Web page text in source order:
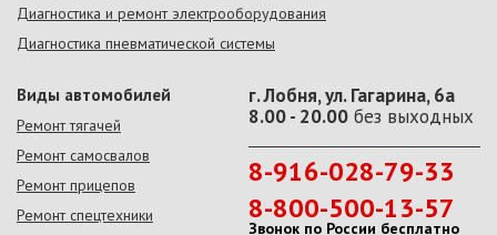
Диагностика и ремонт электрооборудования
Диагностика пневматической системы
Виды автомобилей
Ремонт тягачей
Ремонт самосвалов
Ремонт прицепов
Ремонт спецтехники
г. Лобня, ул. Гагарина, 6а
8.00 - 20.00 без выходных
8-916-028-79-33
8-800-500-13-57
Звонок по России бесплатно